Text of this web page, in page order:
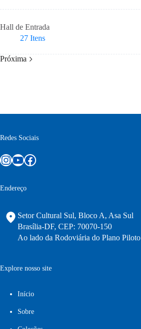
Hall de Entrada
27 Itens
Próxima
Redes Sociais
Instagram
Youtube
Facebook
Endereço
Setor Cultural Sul, Bloco A, Asa Sul
Brasília-DF, CEP: 70070-150
Ao lado da Rodoviária do Plano Piloto
Explore nosso site
Início
Sobre